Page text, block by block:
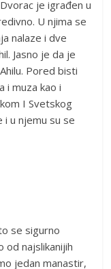
je igrađen u
U njima se
nalaze i dve
Jasno je da je
Pored bisti
i muza kao i
I Svetskog
u njemu su se
se sigurno
najslikanijih
jedan manastir,